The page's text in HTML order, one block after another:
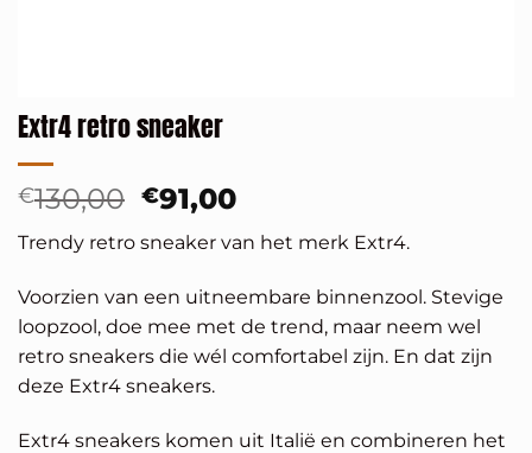
Extr4 retro sneaker
€130,00 Oorspronkelijke
prijs
was:
€130,00.
€91,00Huidige
prijs
is:
€91,00.
Trendy retro sneaker van het merk Extr4.
Voorzien van een uitneembare binnenzool. Stevige
loopzool, doe mee met de trend, maar neem wel
retro sneakers die wél comfortabel zijn. En dat zijn
deze Extr4 sneakers.
Extr4 sneakers komen uit Italië en combineren het